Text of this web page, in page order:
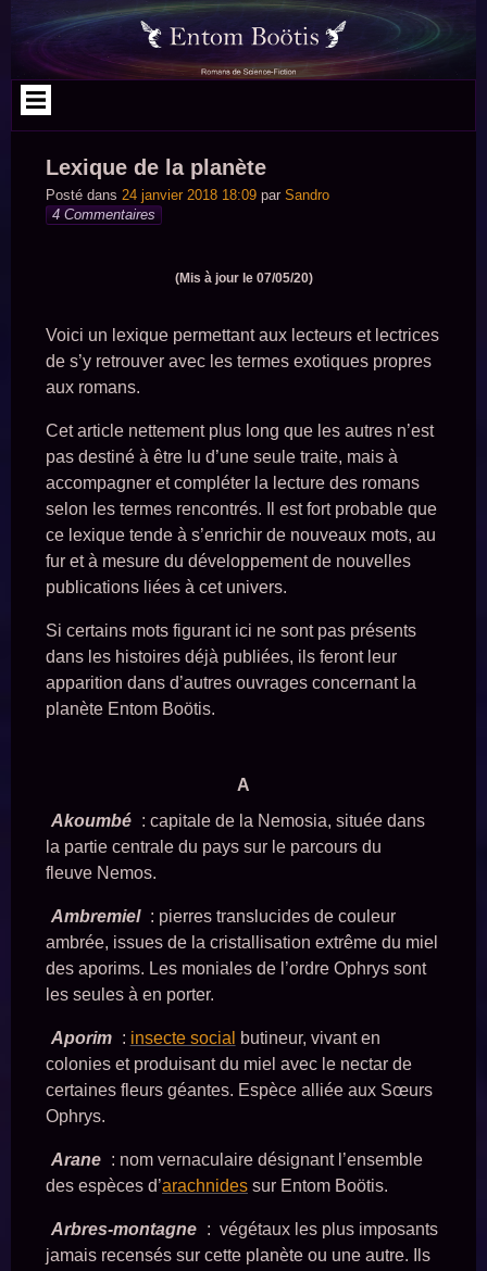
Aller
au
contenu
Lexique de la planète
Posté dans 24 janvier 2018 18:09 par Sandro
4 Commentaires
(Mis à jour le 07/05/20)
Voici un lexique permettant aux lecteurs et lectrices
de s’y retrouver avec les termes exotiques propres
aux romans.
Cet article nettement plus long que les autres n’est
pas destiné à être lu d’une seule traite, mais à
accompagner et compléter la lecture des romans
selon les termes rencontrés. Il est fort probable que
ce lexique tende à s’enrichir de nouveaux mots, au
fur et à mesure du développement de nouvelles
publications liées à cet univers.
Si certains mots figurant ici ne sont pas présents
dans les histoires déjà publiées, ils feront leur
apparition dans d’autres ouvrages concernant la
planète Entom Boötis.
A
Akoumbé : capitale de la Nemosia, située dans
la partie centrale du pays sur le parcours du
fleuve Nemos.
Ambremiel
: pierres translucides de couleur
ambrée, issues de la cristallisation extrême du miel
des aporims. Les moniales de l’ordre Ophrys sont
les seules à en porter.
Aporim : insecte social
butineur, vivant en
colonies et produisant du miel avec le nectar de
certaines fleurs géantes. Espèce alliée aux Sœurs
Ophrys.
Arane
: nom vernaculaire désignant l’ensemble
des espèces d’arachnides sur Entom Boötis.
Arbres-montagne
: végétaux les plus imposants
jamais recensés sur cette planète ou une autre. Ils